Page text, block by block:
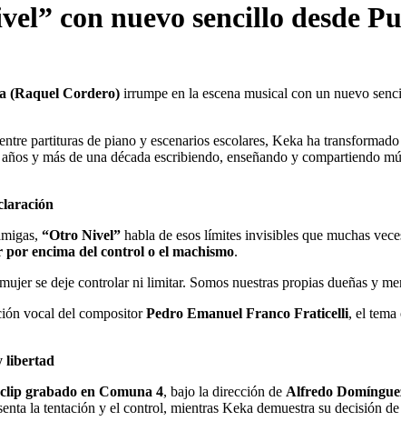
con nuevo sencillo desde
(Raquel Cordero) irrumpe en la escena musical con un nuevo
partituras de piano y escenarios escolares, Keka ha
y más de una década escribiendo, enseñando y compartiendo
“Otro Nivel” habla de esos límites invisibles que muchas
por encima del control o el machismo.
se deje controlar ni limitar. Somos nuestras propias dueñas y
vocal del compositorPedro Emanuel Franco Fraticelli, el
libertad
grabado en Comuna 4, bajo la dirección de Alfredo
la tentación y el control, mientras Keka demuestra su decisión